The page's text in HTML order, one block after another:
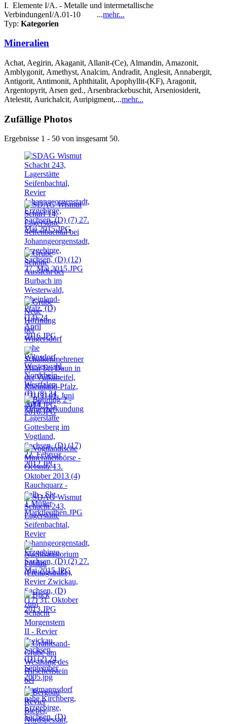
I. Elemente I/A. - Metalle und intermetallische
VerbindungenI/A.01-10 ...mehr...
Typ: Kategorien
Mineralien
Achat, Aegirin, Akaganit, Allanit-(Ce), Almandin, Amazonit,
Amblygonit, Amethyst, Analcim, Andradit, Anglesit, Annabergit,
Antigorit, Antimonit, Aphthitalit, Apophyllit-(KF), Aragonit,
Argentopyrit, Arsen ged., Arsenbrackebuschit, Arseniosiderit,
Atelestit, Aurichalcit, Auripigment,...mehr...
Zufällige Photos
Ergebnisse 1 - 50 von insgesamt 50.